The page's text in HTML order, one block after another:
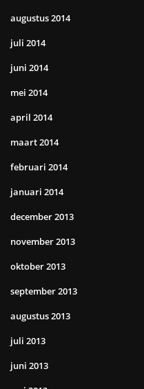
augustus 2014
juli 2014
juni 2014
mei 2014
april 2014
maart 2014
februari 2014
januari 2014
december 2013
november 2013
oktober 2013
september 2013
augustus 2013
juli 2013
juni 2013